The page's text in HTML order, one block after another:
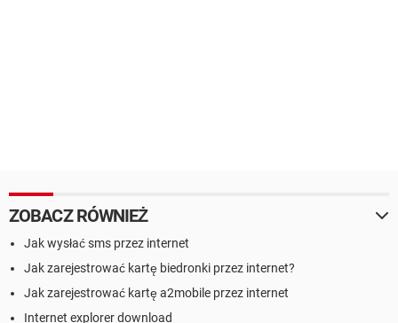
ZOBACZ RÓWNIEŻ
Jak wysłać sms przez internet
Jak zarejestrować kartę biedronki przez internet?
Jak zarejestrować kartę a2mobile przez internet
Internet explorer download